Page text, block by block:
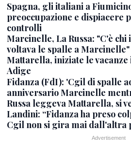
Spagna, gli italiani a
preoccupazione e dispiacere
controlli
Marcinelle, La Russa: "C'è chi
voltava le spalle a Marcinelle"
Mattarella, iniziate le vacanze
Adige
Fidanza (FdI): 'Cgil di spalle
anniversario Marcinelle
Russa leggeva Mattarella, si
Landini: “Fidanza ha preso
Cgil non si gira mai dall'altra